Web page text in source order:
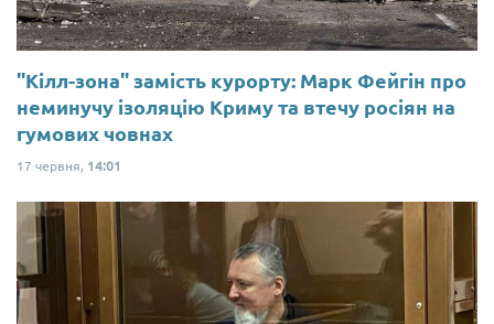
"Кілл-зона" замість курорту: Марк Фейгін про
неминучу ізоляцію Криму та втечу росіян на
гумових човнах
17 червня, 14:01